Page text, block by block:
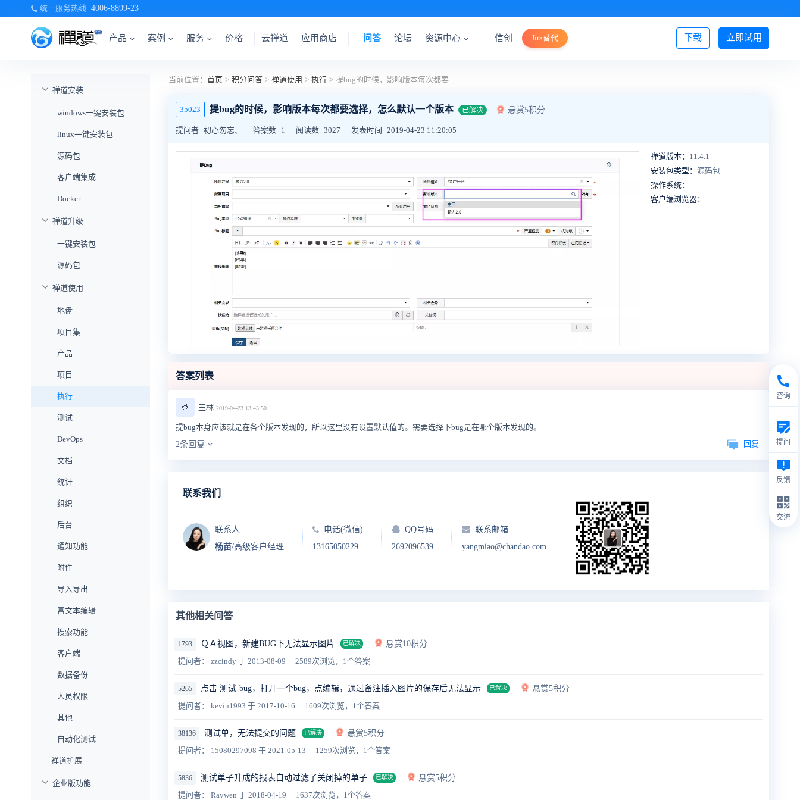
统一服务热线 4006-8899-23
产品 案例 服务 价格 立即试用
下载
云禅道 应用商店 问答 论坛 资源中心 信创 Jira替代 登录/注册
禅道安装
windows一键安装包
linux一键安装包
源码包
客户端集成
Docker
禅道升级
一键安装包
源码包
禅道使用
地盘
项目集
产品
项目
执行
测试
DevOps
文档
统计
组织
后台
通知功能
附件
导入导出
富文本编辑
搜索功能
客户端
数据备份
人员权限
其他
自动化测试
禅道扩展
企业版功能
当前位置： 首页 > 积分问答 > 禅道使用 > 执行 > 提bug的时候，影响版本每次都要选择，怎么默认一个版本
35023 提bug的时候，影响版本每次都要选择，怎么默认一个版本 已解决 悬赏5积分
提问者 初心勿忘、 答案数 1 阅读数 3027 发表时间 2019-04-23 11:20:05
禅道版本： 11.4.1
安装包类型： 源码包
操作系统：
客户端浏览器：
答案列表
🚢 王林 2019-04-23 13:43:50
提bug本身应该就是在各个版本发现的，所以这里没有设置默认值的。需要选择下bug是在哪个版本发现的。
2条回复
回复
联系我们
联系人
杨苗/高级客户经理
电话(微信)
13165050229
QQ号码
2692096539
联系邮箱
yangmiao@chandao.com
其他相关问答
1793 ＱＡ视图，新建BUG下无法显示图片 已解决
悬赏10积分
提问者： zzcindy 于 2013-08-09 2589次浏览，1个答案
5265 点击 测试-bug，打开一个bug，点编辑，通过备注插入图片的保存后无法显示 已解决
悬赏5积分
提问者： kevin1993 于 2017-10-16 1609次浏览，1个答案
38136 测试单，无法提交的问题 已解决
悬赏5积分
提问者： 15080297098 于 2021-05-13 1259次浏览，1个答案
5836 测试单子升成的报表自动过滤了关闭掉的单子 已解决
悬赏5积分
提问者： Raywen 于 2018-04-19 1637次浏览，1个答案
咨询
提问
反馈
交流